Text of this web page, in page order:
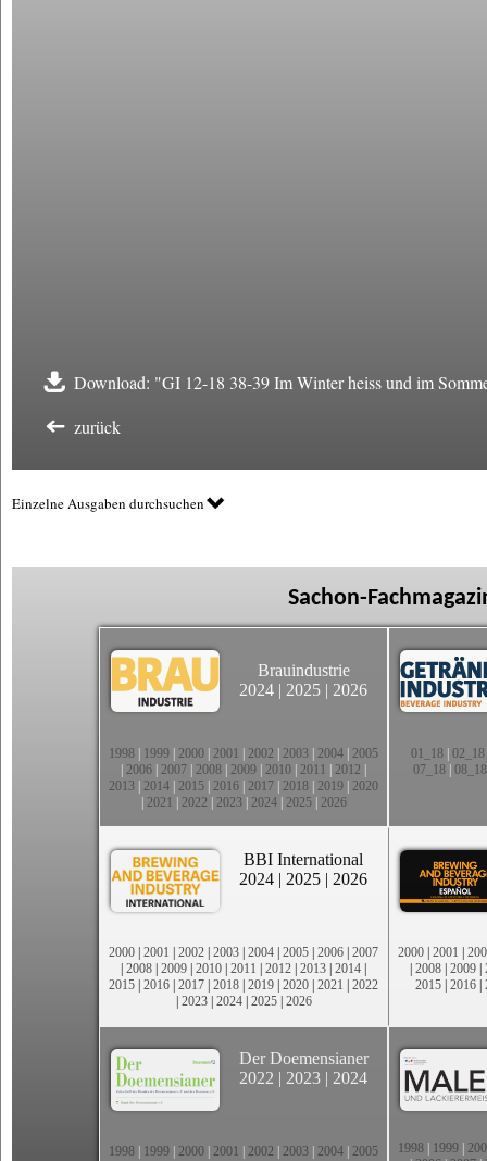
Download: "GI 12-18 38-39 Im Winter heiss und im
zurück
Einzelne Ausgaben durchsuchen
Sachon-
Brauindustrie
2024 | 2025 | 2026
1998 1999 2000 2001 2002 2003 2004 2005
2006 2007 2008 2009 2010 2011 2012
2013 2014 2015 2016 2017 2018 2019 2020
2021 2022 2023| 2024| 2025| 2026
01_18| 02_18
07_18 08_18
BBI International
2024 | 2025 | 2026
2000 | 2001 | 2002 | 2003 | 2004 | 2005 | 2006 | 2007
| 2008 | 2009 | 2010 | 2011 | 2012 | 2013 | 2014 |
2015 | 2016 | 2017 | 2018 | 2019 | 2020 | 2021 | 2022
| 2023| 2024| 2025| 2026
2000 | 2001 |
| 2008 | 2009 |
2015 | 2016 |
Der Doemensianer
2022 | 2023 | 2024
1998 1999 2000 2001 2002 2003 2004 2005
1998 1999